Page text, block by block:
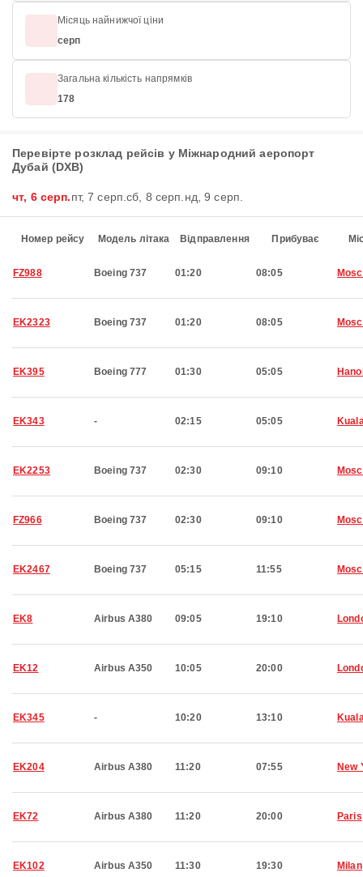
Місяць найнижчої ціни
серп
Загальна кількість напрямків
178
Перевірте розклад рейсів у Міжнародний аеропорт
Дубай (DXB)
чт, 6 серп.пт, 7 серп.сб, 8 серп. нд, 9 серп.
Номер рейсу Модель літака Відправлення Прибуває
FZ988 Boeing 737 01:20 08:05
EK2323 Boeing 737 01:20 08:05
EK395 Boeing 777 01:30 05:05
EK343 - 02:15 05:05
EK2253 Boeing 737 02:30 09:10
FZ966 Boeing 737 02:30 09:10
EK2467 Boeing 737 05:15 11:55
EK8 Airbus A380 09:05 19:10
EK12 Airbus A350 10:05 20:00
EK345 - 10:20 13:10
EK204 Airbus A380 11:20 07:55 New
EK72 Airbus A380 11:20 20:00 Paris
EK102 Airbus A350 11:30 19:30 Milan